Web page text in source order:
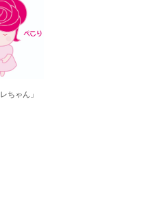
ちゃん」